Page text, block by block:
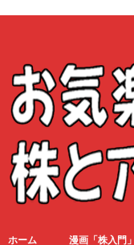
ホーム 漫画「株入門